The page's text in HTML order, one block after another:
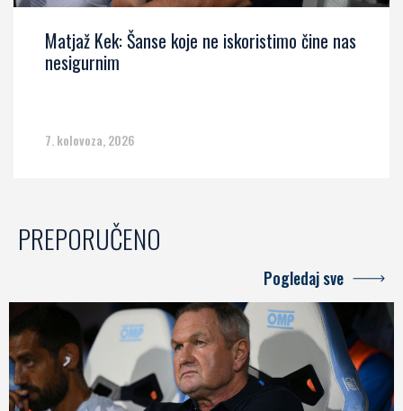
Matjaž Kek: Šanse koje ne iskoristimo čine nas
nesigurnim
7. kolovoza, 2026
PREPORUČENO
Pogledaj sve